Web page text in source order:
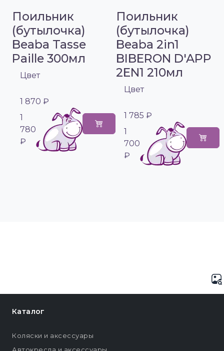
Поильник
(бутылочка)
Beaba Tasse
Paille 300мл
Цвет
1 870 ₽
1
780
₽
Поильник
(бутылочка)
Beaba 2in1
BIBERON D'APP
2EN1 210мл
Цвет
1 785 ₽
1
700
₽
Каталог
Коляски и аксессуары